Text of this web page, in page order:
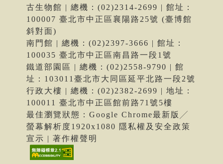
古生物館 | 總機：(02)2314-2699 | 館址：
100007 臺北市中正區襄陽路25號 (臺博館
斜對面)
南門館 | 總機：(02)2397-3666 | 館址：
100035 臺北市中正區南昌路一段1號
鐵道部園區 | 總機：(02)2558-9790 | 館
址：103011臺北市大同區延平北路一段2號
行政大樓 | 總機：(02)2382-2699 | 地址：
100011 臺北市中正區館前路71號5樓
最佳瀏覽狀態：Google Chrome最新版╱
螢幕解析度1920x1080 隱私權及安全政策
宣示 | 著作權聲明